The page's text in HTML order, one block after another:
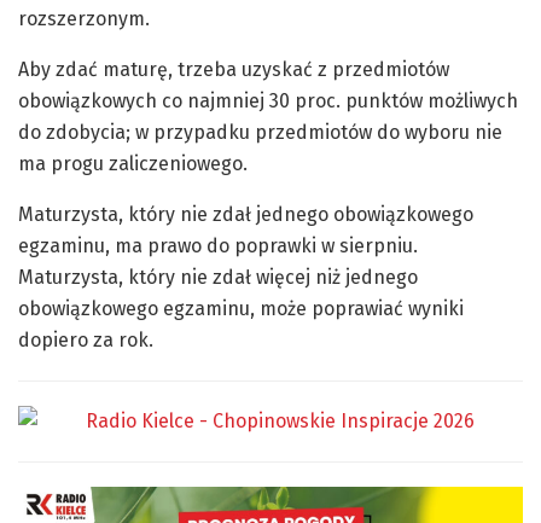
rozszerzonym.
Aby zdać maturę, trzeba uzyskać z przedmiotów
obowiązkowych co najmniej 30 proc. punktów możliwych
do zdobycia; w przypadku przedmiotów do wyboru nie
ma progu zaliczeniowego.
Maturzysta, który nie zdał jednego obowiązkowego
egzaminu, ma prawo do poprawki w sierpniu.
Maturzysta, który nie zdał więcej niż jednego
obowiązkowego egzaminu, może poprawiać wyniki
dopiero za rok.